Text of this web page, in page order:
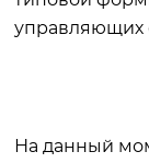
управляющих
На данный